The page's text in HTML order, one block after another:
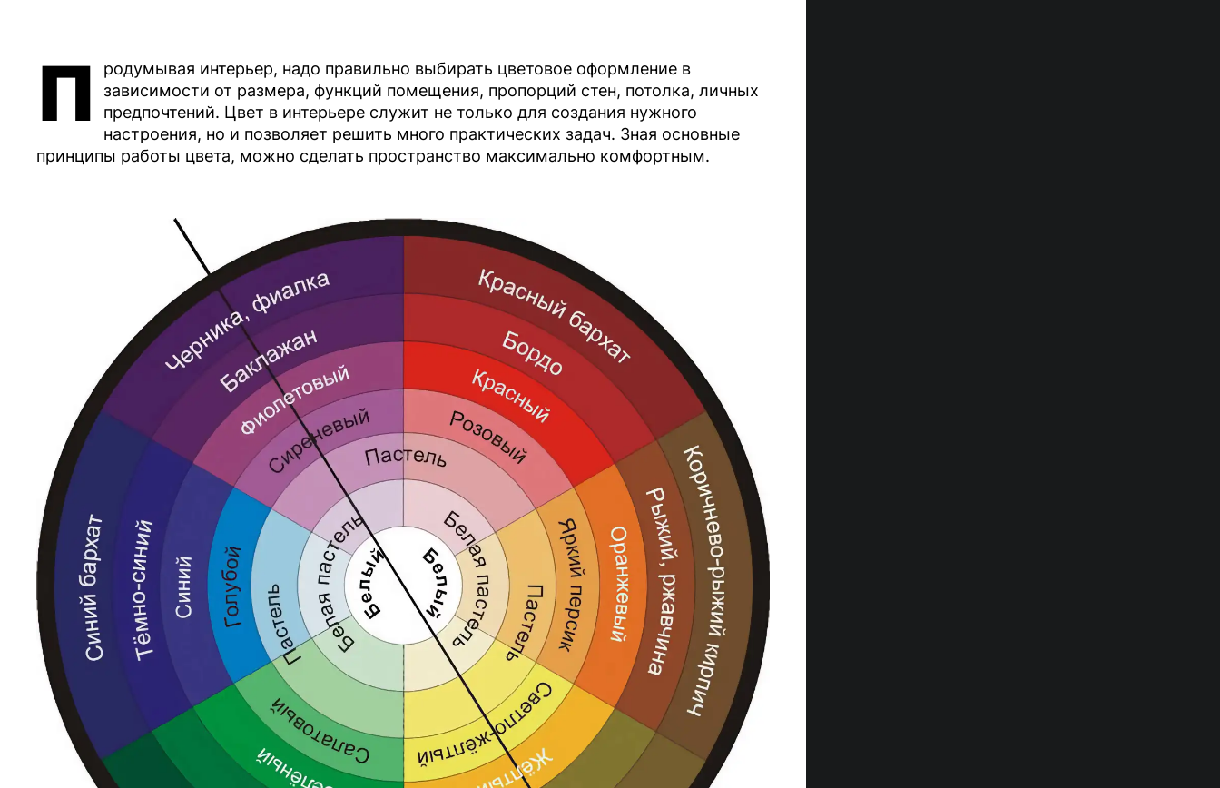
П
родумывая интерьер, надо правильно выбирать цветовое оформление в
зависимости от размера, функций помещения, пропорций стен, потолка, личных
предпочтений. Цвет в интерьере служит не только для создания нужного
настроения, но и позволяет решить много практических задач. Зная основные
принципы работы цвета, можно сделать пространство максимально комфортным.